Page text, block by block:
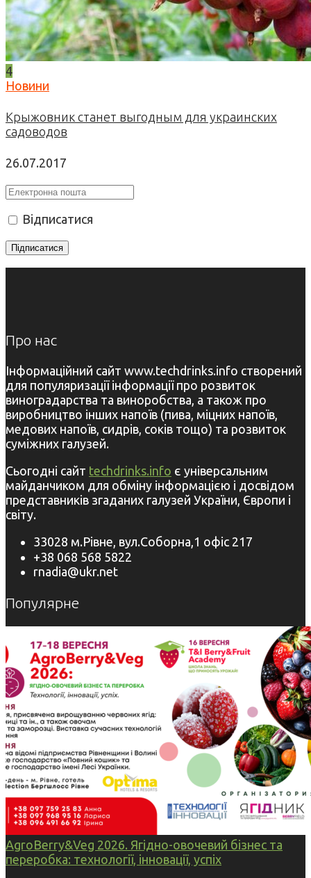
4
Новини
Крыжовник станет выгодным для украинских
садоводов
26.07.2017
Відписатися
Про нас
Інформаційний сайт www.techdrinks.info створений
для популяризації інформації про розвиток
виноградарства та виноробства, а також про
виробництво інших напоїв (пива, міцних напоїв,
медових напоїв, сидрів, соків тощо) та розвиток
суміжних галузей.
Сьогодні сайт techdrinks.info є універсальним
майданчиком для обміну інформацією і досвідом
представників згаданих галузей України, Європи і
світу.
33028 м.Рівне, вул.Соборна,1 офіс 217
+38 068 568 5822
rnadia@ukr.net
Популярне
AgroBerry&Veg 2026. Ягідно-овочевий бізнес та
переробка: технології, інновації, успіх